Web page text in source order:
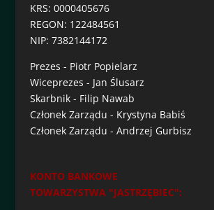
KRS: 0000405676
REGON: 122484561
NIP: 7382144172
Prezes - Piotr Popielarz
Wiceprezes - Jan Ślusarz
Skarbnik - Filip Nawab
Członek Zarządu - Krystyna Babiś
Członek Zarządu - Andrzej Gurbisz
KONTO BANKOWE
TOWARZYSTWA "JASTRZĘBIEC":